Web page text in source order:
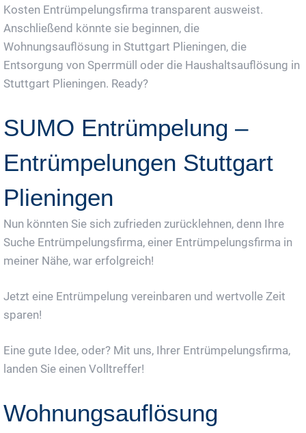
Kosten Entrümpelungsfirma transparent ausweist.
Anschließend könnte sie beginnen, die
Wohnungsauflösung in Stuttgart Plieningen, die
Entsorgung von Sperrmüll oder die Haushaltsauflösung in
Stuttgart Plieningen. Ready?
SUMO Entrümpelung –
Entrümpelungen Stuttgart
Plieningen
Nun könnten Sie sich zufrieden zurücklehnen, denn Ihre
Suche Entrümpelungsfirma, einer Entrümpelungsfirma in
meiner Nähe, war erfolgreich!
Jetzt eine Entrümpelung vereinbaren und wertvolle Zeit
sparen!
Eine gute Idee, oder? Mit uns, Ihrer Entrümpelungsfirma,
landen Sie einen Volltreffer!
Wohnungsauflösung